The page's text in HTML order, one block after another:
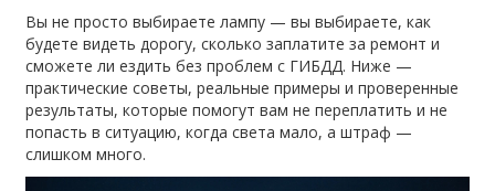
Вы не просто выбираете лампу — вы выбираете, как
будете видеть дорогу, сколько заплатите за ремонт и
сможете ли ездить без проблем с ГИБДД. Ниже —
практические советы, реальные примеры и проверенные
результаты, которые помогут вам не переплатить и не
попасть в ситуацию, когда света мало, а штраф —
слишком много.